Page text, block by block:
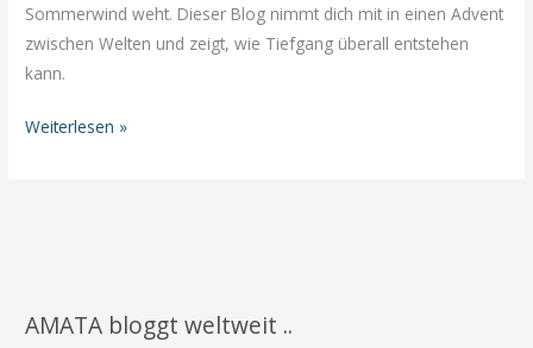
Sommerwind weht. Dieser Blog nimmt dich mit in einen Advent
zwischen Welten und zeigt, wie Tiefgang überall entstehen
kann.
Advent
des
Weiterlesen »
AMATA bloggt weltweit ..